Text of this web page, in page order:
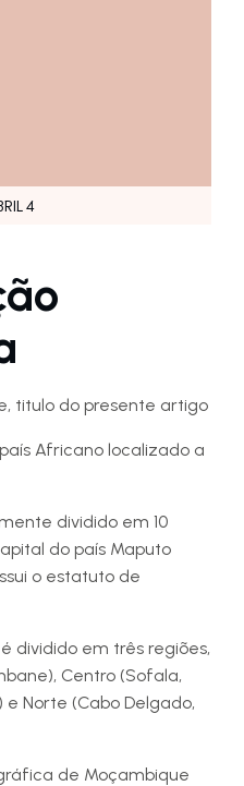
4
titulo do presente artigo
Africano localizado a
dividido em 10
do país Maputo
o estatuto de
dividido em três regiões,
Centro (Sofala,
Norte (Cabo Delgado,
de Moçambique